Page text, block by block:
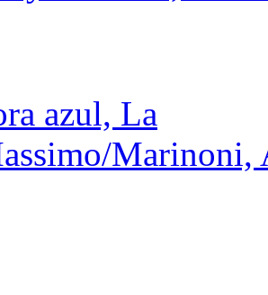
azul, La
Marinoni,